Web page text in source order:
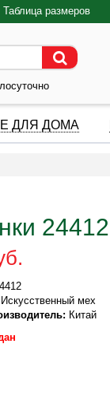
Таблица размеров
ДЛЯ ДОМА
24412
Искусственный мех
Китай